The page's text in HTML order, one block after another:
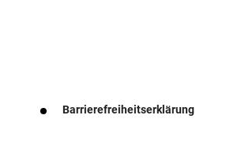
Barrierefreiheitserklärung